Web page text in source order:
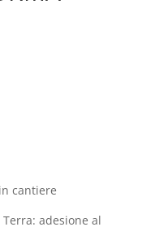
cantiere
adesione al